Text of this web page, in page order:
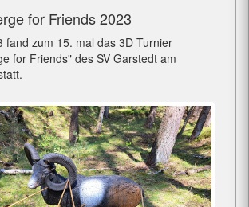
for Friends 2023
fand zum 15. mal das 3D Turnier
for Friends" des SV Garstedt am